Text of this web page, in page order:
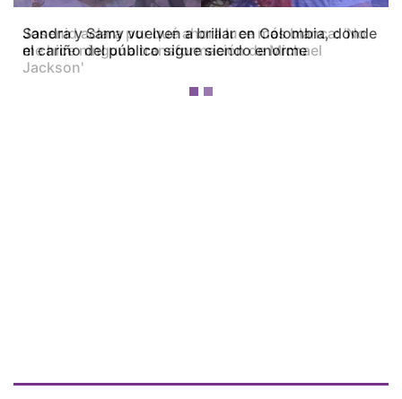
Josenid aclara por qué ahora luce más blanca: 'No
me hice ninguna transformación de Michael
Jackson'